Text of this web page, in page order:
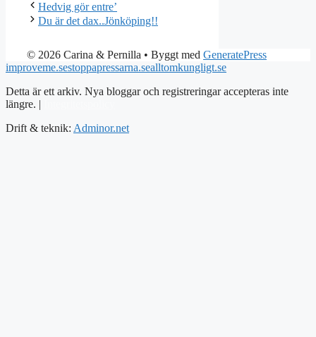
Hedvig gör entre’
Du är det dax..Jönköping!!
© 2026 Carina & Pernilla • Byggt med GeneratePress
improveme.sestoppapressarna.sealltomkungligt.se
Detta är ett arkiv. Nya bloggar och registreringar accepteras inte
längre. |
Drift & teknik: Adminor.net